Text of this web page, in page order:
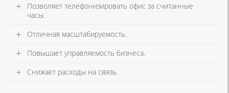
Позволяет телефонизировать офис за считанные
часы.
Отличная масштабируемость.
Повышает управляемость бизнеса.
Снижает расходы на связь.